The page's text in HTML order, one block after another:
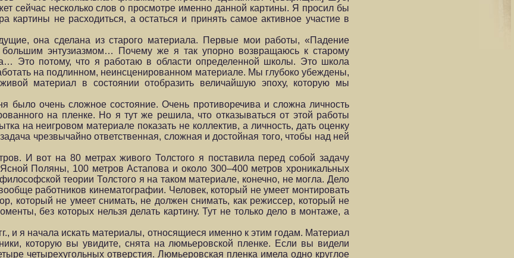
сейчас несколько слов о просмотре именно данной картины. Я просил бы
не расходиться, а остаться и принять самое активное участие в
она сделана из старого материала. Первые мои работы, «Падение
энтузиазмом… Почему же я так упорно возвращаюсь к старому
Это потому, что я работаю в области определенной школы. Это школа
на подлинном, неинсценированном материале. Мы глубоко убеждены,
материал в состоянии отобразить величайшую эпоху, которую мы
очень сложное состояние. Очень противоречива и сложна личность
на пленке. Но я тут же решила, что отказываться от этой работы
на неигровом материале показать не коллектив, а личность, дать оценку
чрезвычайно ответственная, сложная и достойная того, чтобы над ней
И вот на 80 метрах живого Толстого я поставила перед собой задачу
Поляны, 100 метров Астапова и около 300–400 метров хроникальных
теории Толстого я на таком материале, конечно, не могла. Дело
работников кинематографии. Человек, который не умеет монтировать
который не умеет снимать, не должен снимать, как режиссер, который не
без которых нельзя делать картину. Тут не только дело в монтаже, а
и я начала искать материалы, относящиеся именно к этим годам. Материал
которую вы увидите, снята на люмьеровской пленке. Если вы видели
четырехугольных отверстия. Люмьеровская пленка имела одно круглое